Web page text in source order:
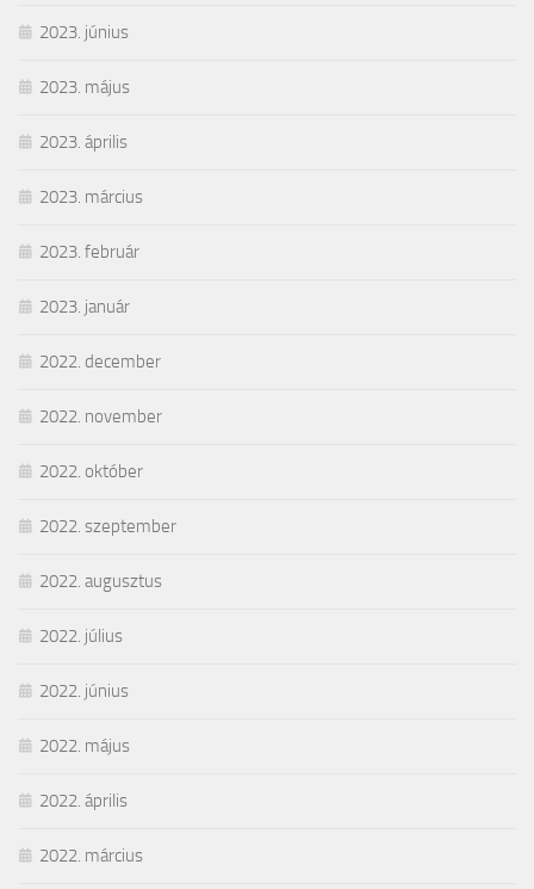
2023. június
2023. május
2023. április
2023. március
2023. február
2023. január
2022. december
2022. november
2022. október
2022. szeptember
2022. augusztus
2022. július
2022. június
2022. május
2022. április
2022. március